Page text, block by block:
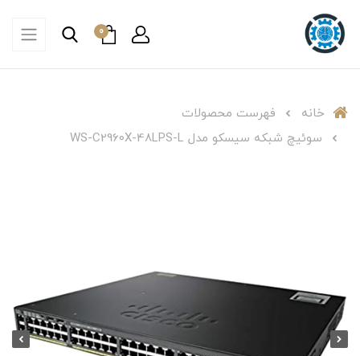
0
خانه
فهرست محصولات
سوئیچ شبکه سیسکو مدل WS-C2960X-48LPS-L